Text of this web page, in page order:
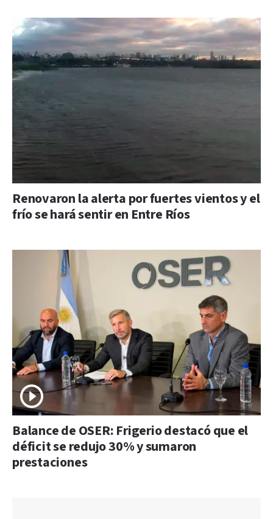
Renovaron la alerta por fuertes vientos y el
frío se hará sentir en Entre Ríos
Balance de OSER: Frigerio destacó que el
déficit se redujo 30% y sumaron
prestaciones